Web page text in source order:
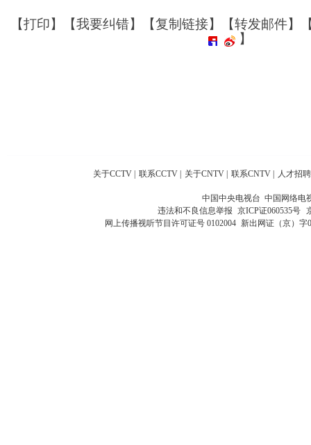
【打印】【我要纠错】【复制链接】【转发邮件】
】
关于CCTV | 联系CCTV | 关于CNTV | 联系CNTV | 人才招聘
中国中央电视台 中国网络电
违法和不良信息举报 京ICP证060535号
网上传播视听节目许可证号 0102004 新出网证（京）